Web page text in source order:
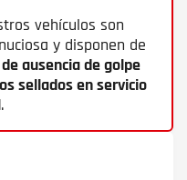
vehículos son
y disponen de
ausencia de golpe
sellados en servicio
.